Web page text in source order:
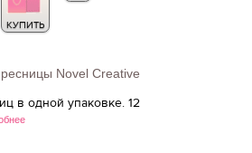
КУПИТЬ
Novel Creative
в одной упаковке. 12